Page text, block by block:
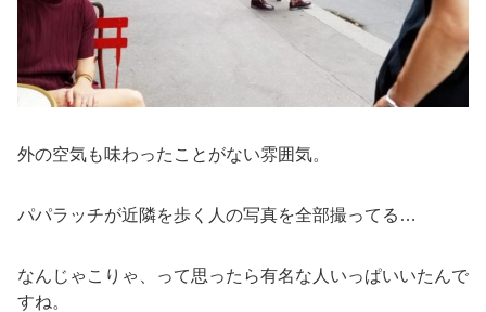
外の空気も味わったことがない雰囲気。
パパラッチが近隣を歩く人の写真を全部撮ってる…
なんじゃこりゃ、って思ったら有名な人いっぱいいたんで
すね。